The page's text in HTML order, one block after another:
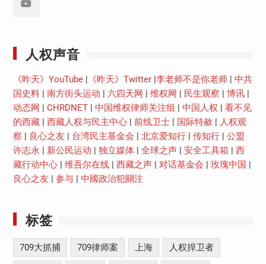
人权声音
《昨天》YouTube| 《昨天》Twitter| 李老师不是你老师| 中共
国史料| 南方街头运动 六四天网 维权网 民生观察 博讯|
动态网
CHRDNET| 中国维权律师关注组 中国人权
看不见
的西藏| 西藏人权与民主中心| 前线卫士| 国际特赦
人权观
察
良心之友 台湾民主基金会 北京爱知行| 传知行| 公盟
许志永
新公民运动 独立媒体| 全球之声| 安全工具箱
西
藏行动中心| 维吾尔在线| 西藏之声| 对话基金会 玫瑰中国
良心之友
参与| 中國政治犯關注
标签
709大抓捕 709律师案 上海 人权捍卫者